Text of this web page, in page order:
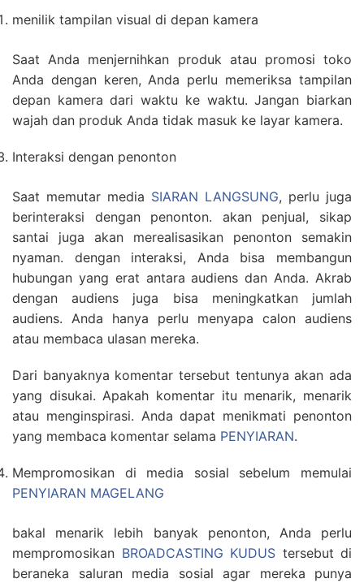
menilik tampilan visual di depan kamera
Saat Anda menjernihkan produk atau promosi toko
Anda dengan keren, Anda perlu memeriksa tampilan
depan kamera dari waktu ke waktu. Jangan biarkan
wajah dan produk Anda tidak masuk ke layar kamera.
Interaksi dengan penonton
Saat memutar media SIARAN LANGSUNG, perlu juga
berinteraksi dengan penonton. akan penjual, sikap
santai juga akan merealisasikan penonton semakin
nyaman. dengan interaksi, Anda bisa membangun
hubungan yang erat antara audiens dan Anda. Akrab
dengan audiens juga bisa meningkatkan jumlah
audiens. Anda hanya perlu menyapa calon audiens
atau membaca ulasan mereka.
Dari banyaknya komentar tersebut tentunya akan ada
yang disukai. Apakah komentar itu menarik, menarik
atau menginspirasi. Anda dapat menikmati penonton
yang membaca komentar selama PENYIARAN.
Mempromosikan di media sosial sebelum memulai
PENYIARAN MAGELANG
bakal menarik lebih banyak penonton, Anda perlu
mempromosikan BROADCASTING KUDUS tersebut di
beraneka saluran media sosial agar mereka punya